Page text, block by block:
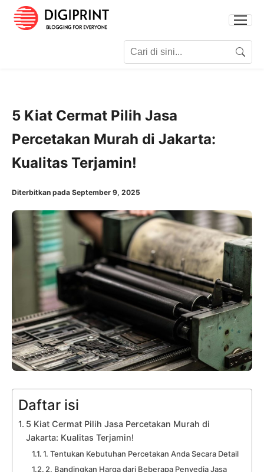
Search
5 Kiat Cermat Pilih Jasa
Percetakan Murah di Jakarta:
Kualitas Terjamin!
Diterbitkan pada September 9, 2025
Daftar isi
5 Kiat Cermat Pilih Jasa Percetakan Murah di
Jakarta: Kualitas Terjamin!
1. Tentukan Kebutuhan Percetakan Anda Secara Detail
2. Bandingkan Harga dari Beberapa Penyedia Jasa